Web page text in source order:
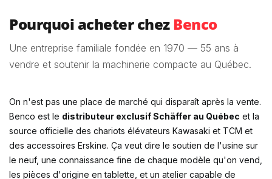
Pourquoi acheter chezBenco
Une entreprise familiale fondée en 1970 — 55 ans à
vendre et soutenir la machinerie compacte au Québec.
On n'est pas une place de marché qui disparaît après la vente.
Benco est le distributeur exclusif Schäffer au Québec et la
source officielle des chariots élévateurs Kawasaki et TCM et
des accessoires Erskine. Ça veut dire le soutien de l'usine sur
le neuf, une connaissance fine de chaque modèle qu'on vend,
les pièces d'origine en tablette, et un atelier capable de